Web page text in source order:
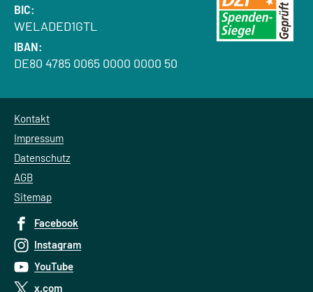
BIC:
WELADED1GTL
IBAN:
DE80 4785 0065 0000 0000 50
Kontakt
Impressum
Datenschutz
AGB
Sitemap
Facebook
Instagram
YouTube
x.com